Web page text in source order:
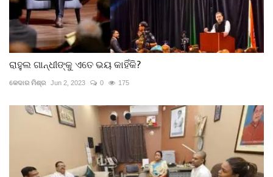
ରାହୁଲ ଗାନ୍ଧୀଙ୍କୁ ଏତେ ଭୟ କାହିଁକି?
କେଦାର ମିଶ୍ର Jun 2, 2023 0 175